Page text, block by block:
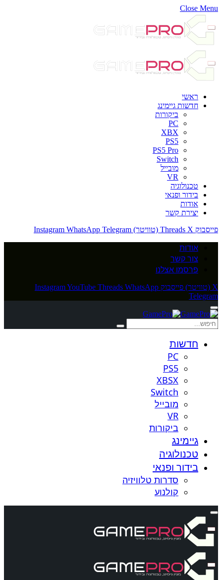
Close Menu
ראשי
חדשות גיימינג
ביקורות
PC
XBX
PS5
PS5 Pro
Switch
מובייל
VR
טכנולוגיה
בידור ופנאי
אודות
יצירת קשר
פייסבוק
Threads X (טוויטר) Instagram WhatsApp Telegram
אודות
צור קשר
פרסמו אצלנו
X (טוויטר) פייסבוק InstagramYouTube Threads WhatsApp
Telegram
חדשות
PC
PS5
XBSX
Switch
מובייל
VR
ביקורות
גיימינג
טכנולוגיה
בידור ופנאי
סדרות טלוויזיה
קולנוע